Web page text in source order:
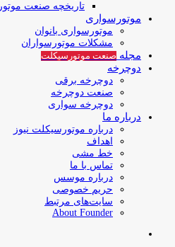
تاریخچه صنعت
موتورسواری
موتورسواری بانوان
مشکلات موتورسواران
مجله صنعت موتورسیکلت
دوچرخه
دوچرخه برقی
صنعت دوچرخه
دوچرخه سواری
درباره ما
درباره موتورسیکلت نیوز
اهداف
خط مشی
تماس با ما
درباره موسس
حریم خصوصی
سایت‌های مرتبط
About Founder